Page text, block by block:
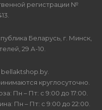
регистрации №
Беларусь, г. Минск,
29 А-10.
круглосуточно.
Пн – Пт: с 9:00 до 17:00.
Пн – Пт: с 9:00 до 22:00.